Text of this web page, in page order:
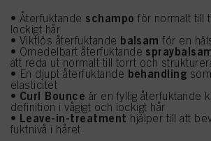
• Återfuktande schampo för normalt till
lockigt hår
• Viktlös återfuktande balsam för en
• Omedelbart återfuktande
att reda ut normalt till torrt och
• En djupt återfuktande behandling
elasticitet
• Curl Bounce är en fyllig återfuktande
definition i vågigt och lockigt hår
• Leave-in-treatment hjälper till att
fuktnivå i håret